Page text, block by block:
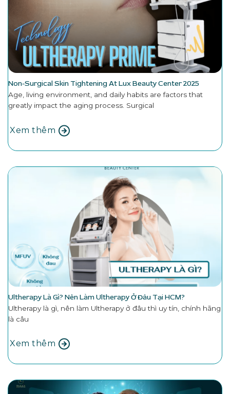
Non-Surgical Skin Tightening At Lux Beauty Center 2025
Age, living environment, and daily habits are factors that
greatly impact the aging process. Surgical
Xem thêm
Ultherapy Là Gì? Nên Làm Ultherapy Ở Đâu Tại HCM?
Ultherapy là gì, nên làm Ultherapy ở đâu thì uy tín, chính hãng
là câu
Xem thêm